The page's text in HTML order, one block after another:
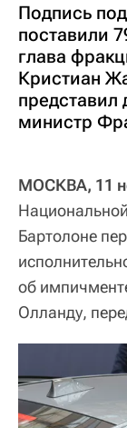
Подпись
поставили
глава
Кристиан
министр
МОСКВА, 11
Бартолоне
об
Олланду,